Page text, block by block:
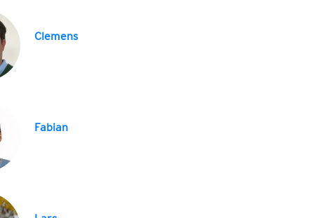
Clemens
Fabian